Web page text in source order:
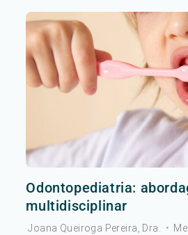
Odontopediatria:
multidisciplinar
Joana Queiroga Pereira, Dra. •